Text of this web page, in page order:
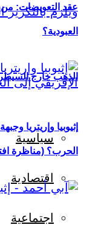
الذهب خارج
سياسية
اقتصادية
اجتماعية
عقد التعويضات: من
العبودية؟
إثيوبيا وإريتريا
الحرب؟ (مناظرة